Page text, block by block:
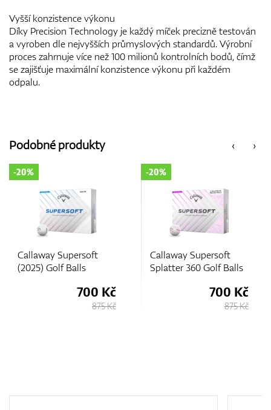
Vyšší konzistence výkonu
Díky Precision Technology je každý míček precizně testován
a vyroben dle nejvyšších průmyslových standardů. Výrobní
proces zahrnuje více než 100 milionů kontrolních bodů, čímž
se zajišťuje maximální konzistence výkonu při každém
odpalu.
‹
Podobné produkty ›
Callaway Supersoft
Splatter 360 Golf Balls
700 Kč
875 Kč
Callaway Supersoft
(2025) Golf Balls
700 Kč
875 Kč